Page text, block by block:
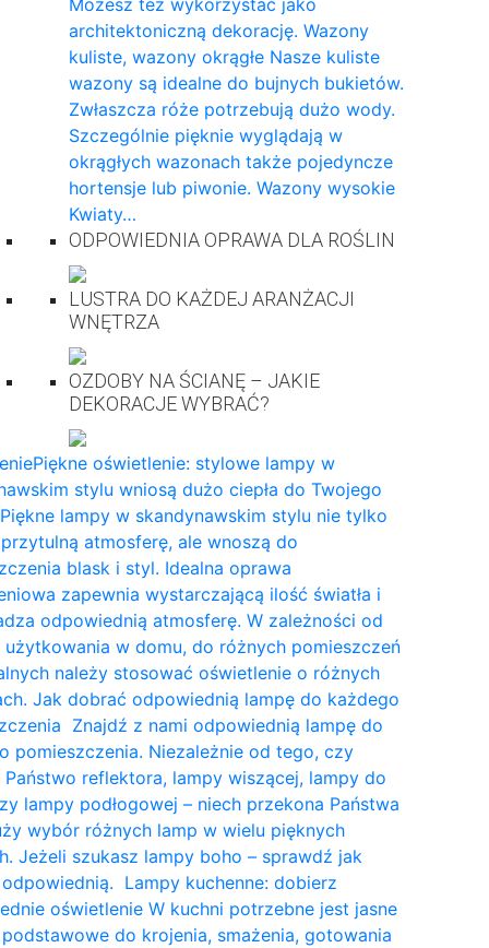
architektoniczną dekorację. Wazony
kuliste, wazony okrągłe Nasze kuliste
wazony są idealne do bujnych bukietów.
Zwłaszcza róże potrzebują dużo wody.
Szczególnie pięknie wyglądają w
okrągłych wazonach także pojedyncze
hortensje lub piwonie. Wazony wysokie
Kwiaty…
ODPOWIEDNIA OPRAWA DLA ROŚLIN
LUSTRA DO KAŻDEJ ARANŻACJI
WNĘTRZA
OZDOBY NA ŚCIANĘ – JAKIE
DEKORACJE WYBRAĆ?
Piękne oświetlenie: stylowe lampy w
stylu wniosą dużo ciepła do Twojego
lampy w skandynawskim stylu nie tylko
atmosferę, ale wnoszą do
blask i styl. Idealna oprawa
zapewnia wystarczającą ilość światła i
odpowiednią atmosferę. W zależności od
użytkowania w domu, do różnych pomieszczeń
należy stosować oświetlenie o różnych
Jak dobrać odpowiednią lampę do każdego
Znajdź z nami odpowiednią lampę do
pomieszczenia. Niezależnie od tego, czy
Państwo reflektora, lampy wiszącej, lampy do
lampy podłogowej – niech przekona Państwa
wybór różnych lamp w wielu pięknych
Jeżeli szukasz lampy boho – sprawdź jak
Lampy kuchenne: dobierz
oświetlenie W kuchni potrzebne jest jasne
podstawowe do krojenia, smażenia, gotowania